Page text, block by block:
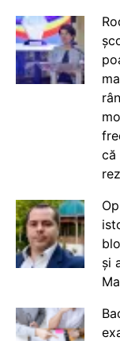
că
și